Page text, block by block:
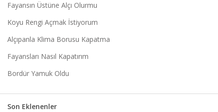
Fayansın Üstüne Alçı Olurmu
Koyu Rengi Açmak İstiyorum
Alçıpanla Klima Borusu Kapatma
Fayansları Nasıl Kapatırım
Bordür Yamuk Oldu
Son Eklenenler